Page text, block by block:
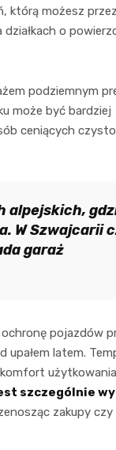
którą możesz
o
podziemnym
może być bardziej
ceniących
alpejskich,
W Szwajcarii
garaż
pojazdów
upałem latem.
użytkowania
szczególnie
zakupy czy